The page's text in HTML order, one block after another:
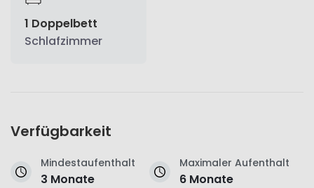
1 Doppelbett
Schlafzimmer
Verfügbarkeit
Mindestaufenthalt
3 Monate
Maximaler Aufenthalt
6 Monate